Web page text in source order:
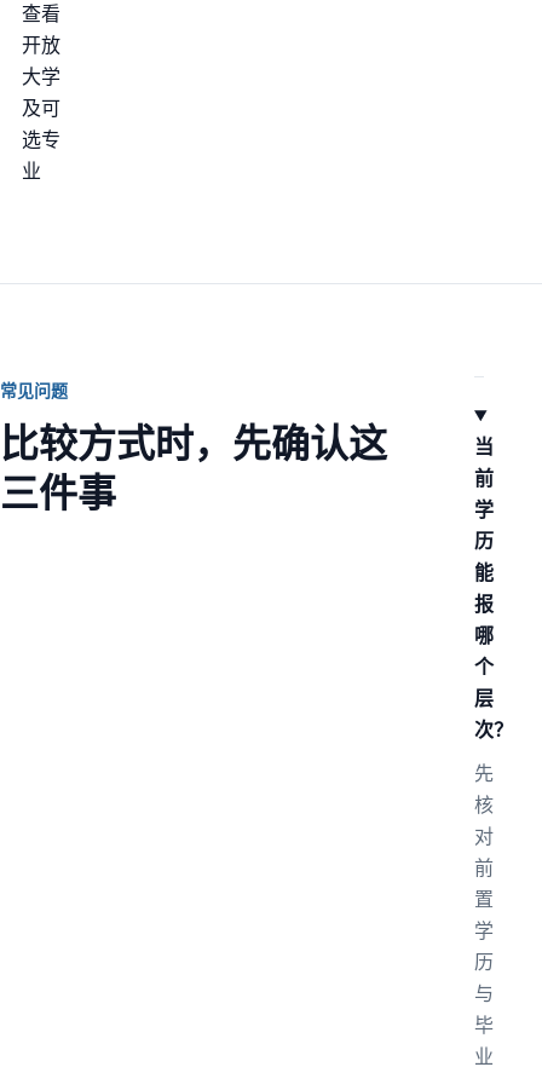
查看
开放
大学
及可
选专
业
常见问题
比较方式时，先确认这
三件事
当
前
学
历
能
报
哪
个
层
次？
先
核
对
前
置
学
历
与
毕
业